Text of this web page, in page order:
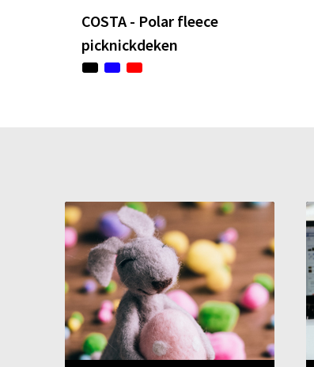
COSTA - Polar fleece
picknickdeken